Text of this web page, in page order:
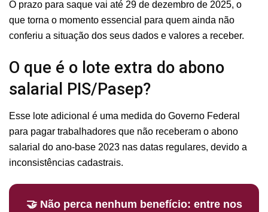
O prazo para saque vai até 29 de dezembro de 2025, o
que torna o momento essencial para quem ainda não
conferiu a situação dos seus dados e valores a receber.
O que é o lote extra do abono
salarial PIS/Pasep?
Esse lote adicional é uma medida do Governo Federal
para pagar trabalhadores que não receberam o abono
salarial do ano-base 2023 nas datas regulares, devido a
inconsistências cadastrais.
🤝 Não perca nenhum benefício: entre nos